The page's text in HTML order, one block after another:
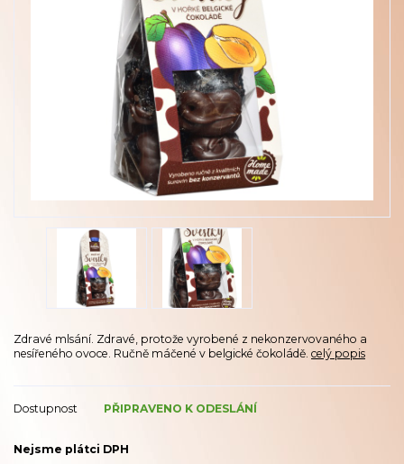
Zdravé mlsání. Zdravé, protože vyrobené z nekonzervovaného a
nesířeného ovoce. Ručně máčené v belgické čokoládě. celý popis
Dostupnost PŘIPRAVENO K ODESLÁNÍ
Nejsme plátci DPH